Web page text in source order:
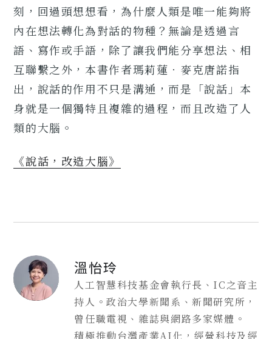
刻，回過頭想想看，為什麼人類是唯一能夠將
內在想法轉化為對話的物種？無論是透過言
語、寫作或手語，除了讓我們能分享想法、相
互聯繫之外，本書作者瑪莉蓮．麥克唐諾指
出，說話的作用不只是溝通，而是「說話」本
身就是一個獨特且複雜的過程，而且改造了人
類的大腦。
《說話，改造大腦》
溫怡玲
人工智慧科技基金會執行長、IC之音主
持人。政治大學新聞系、新聞研究所，
曾任職電視、雜誌與網路多家媒體。
積極推動台灣產業AI化，經營科技及經